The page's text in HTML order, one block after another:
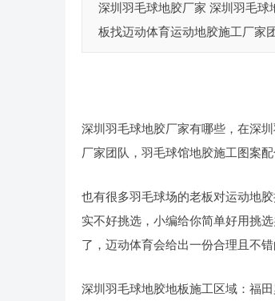
深圳羽毛球地胶厂家 深圳羽毛
板找迈动体育运动地胶施工厂家
深圳羽毛球地胶厂家有哪些，在深
厂家团队，羽毛球馆地胶施工图案配
也有很多羽毛球场的老板对运动地
实不好挑选，小编给你简单好用挑
了，迈动体育会给出一份合理且不错
深圳羽毛球地胶地板施工区域：福